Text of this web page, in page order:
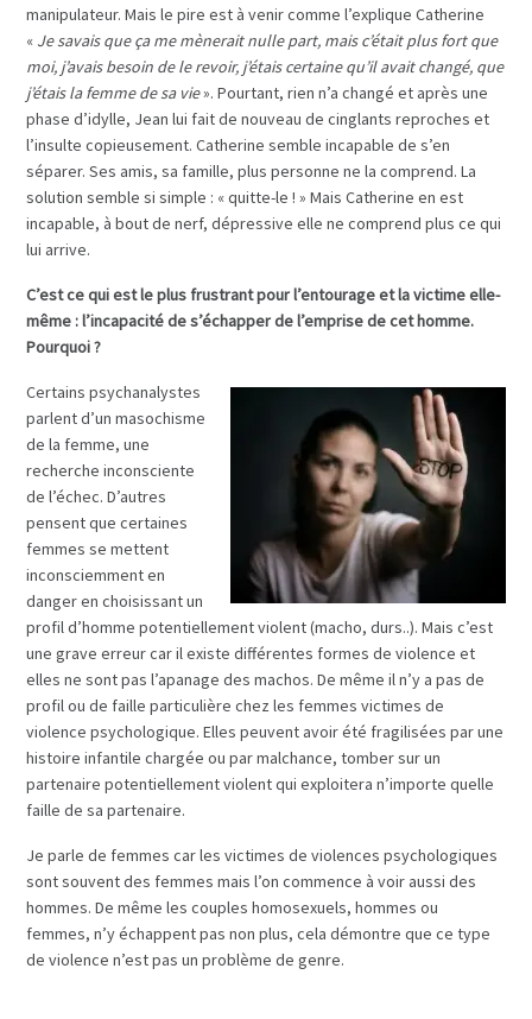
manipulateur. Mais le pire est à venir comme l’explique Catherine
« Je savais que ça me mènerait nulle part, mais c’était plus fort que
moi, j’avais besoin de le revoir, j’étais certaine qu’il avait changé, que
j’étais la femme de sa vie». Pourtant, rien n’a changé et après une
phase d’idylle, Jean lui fait de nouveau de cinglants reproches et
l’insulte copieusement. Catherine semble incapable de s’en
séparer. Ses amis, sa famille, plus personne ne la comprend. La
solution semble si simple : « quitte-le ! » Mais Catherine en est
incapable, à bout de nerf, dépressive elle ne comprend plus ce qui
lui arrive.
C’est ce qui est le plus frustrant pour l’entourage et la victime elle-
même : l’incapacité de s’échapper de l’emprise de cet homme.
Pourquoi ?
Certains psychanalystes
parlent d’un masochisme
de la femme, une
recherche inconsciente
de l’échec. D’autres
pensent que certaines
femmes se mettent
inconsciemment en
danger en choisissant un
profil d’homme potentiellement violent (macho, durs..). Mais c’est
une grave erreur car il existe différentes formes de violence et
elles ne sont pas l’apanage des machos. De même il n’y a pas de
profil ou de faille particulière chez les femmes victimes de
violence psychologique. Elles peuvent avoir été fragilisées par une
histoire infantile chargée ou par malchance, tomber sur un
partenaire potentiellement violent qui exploitera n’importe quelle
faille de sa partenaire.
Je parle de femmes car les victimes de violences psychologiques
sont souvent des femmes mais l’on commence à voir aussi des
hommes. De même les couples homosexuels, hommes ou
femmes, n’y échappent pas non plus, cela démontre que ce type
de violence n’est pas un problème de genre.